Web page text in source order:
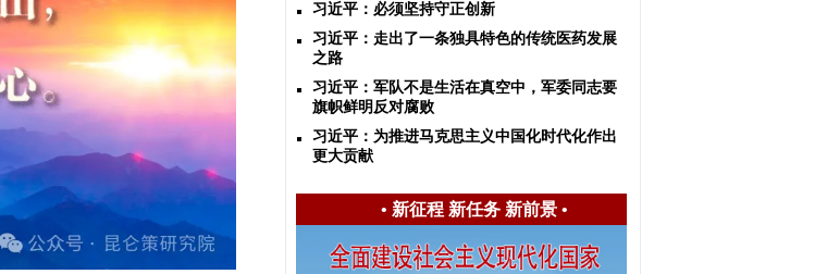
习近平：必须坚持守正创新
习近平：走出了一条独具特色的传统医药发展
之路
习近平：军队不是生活在真空中，军委同志要
旗帜鲜明反对腐败
习近平：为推进马克思主义中国化时代化作出
更大贡献
• 新征程 新任务 新前景•